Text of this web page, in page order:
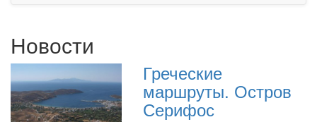
Новости
Греческие
маршруты. Остров
Серифос